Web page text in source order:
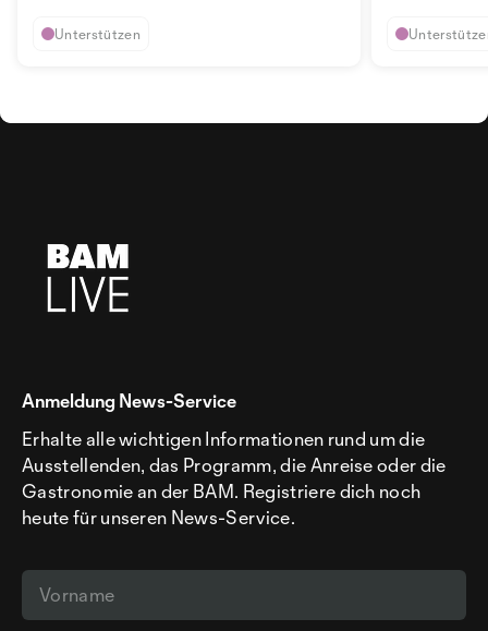
Unterstützen
Anmeldung News-Service
Erhalte alle wichtigen Informationen rund um die
Ausstellenden, das Programm, die Anreise oder die
Gastronomie an der BAM. Registriere dich noch
heute für unseren News-Service.